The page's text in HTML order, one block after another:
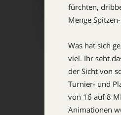
fürchten,
Menge
Was hat sich
viel. Ihr seht
der Sicht von
Turnier- und
von 16 auf 8
Animationen